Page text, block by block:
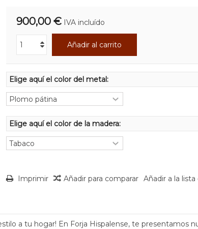
900,00 € IVA incluído
Añadir al carrito
Elige aquí el color del metal:
Elige aquí el color de la madera:
Imprimir Añadir para comparar Añadir a la
a tu hogar! En Forja Hispalense, te presentamos